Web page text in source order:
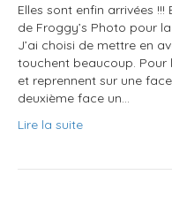
Elles sont enfin arrivées
de Froggy’s Photo pour
J’ai choisi de mettre en
touchent beaucoup. Pour
et reprennent sur une
deuxième face un…
Lire la suite